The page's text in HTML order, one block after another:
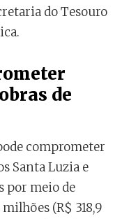
do Tesouro
de
comprometer
Santa Luzia e
por meio de
(R$ 318,9